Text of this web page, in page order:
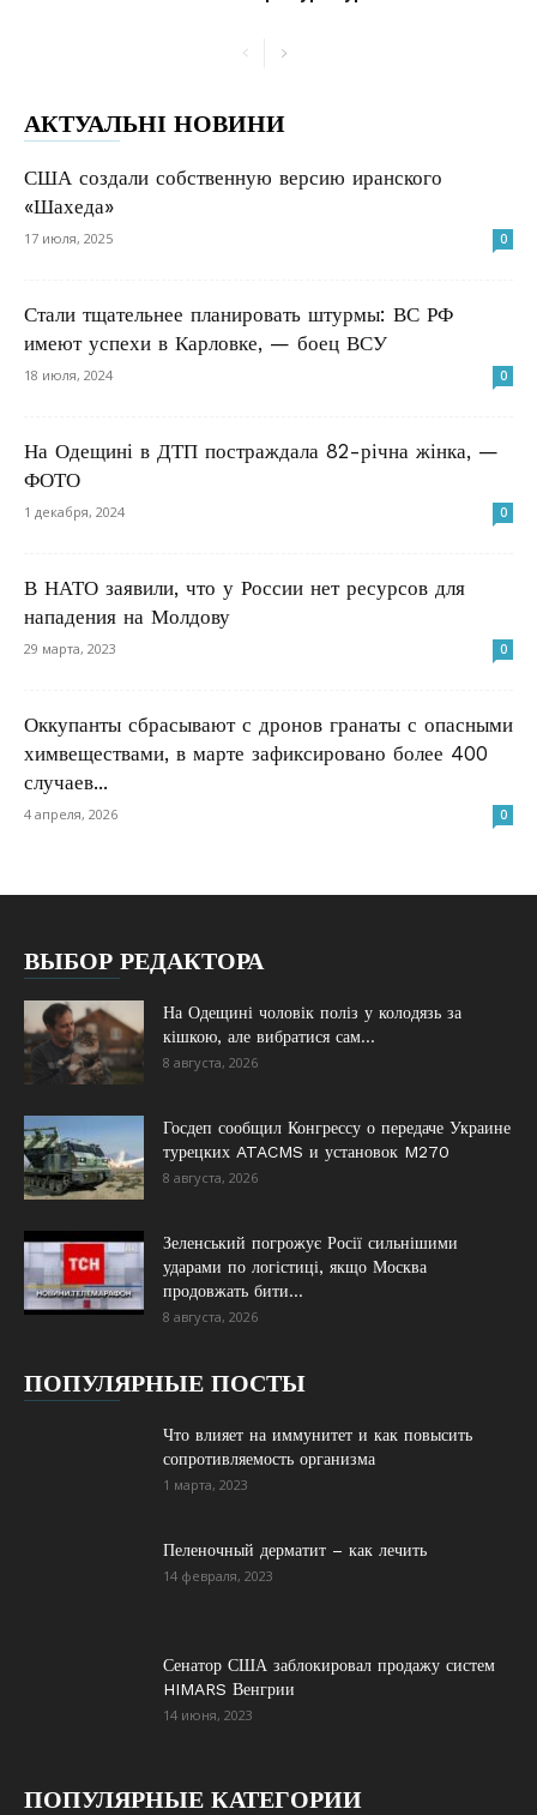
АКТУАЛЬНІ НОВИНИ
США создали собственную версию иранского
«Шахеда»
17 июля, 2025 0
Стали тщательнее планировать штурмы: ВС РФ
имеют успехи в Карловке, — боец ВСУ
18 июля, 2024 0
На Одещині в ДТП постраждала 82-річна жінка, —
ФОТО
1 декабря, 2024 0
В НАТО заявили, что у России нет ресурсов для
нападения на Молдову
29 марта, 2023 0
Оккупанты сбрасывают с дронов гранаты с опасными
химвеществами, в марте зафиксировано более 400
случаев...
4 апреля, 2026 0
ВЫБОР РЕДАКТОРА
На Одещині чоловік поліз у колодязь за
кішкою, але вибратися сам...
8 августа, 2026
Госдеп сообщил Конгрессу о передаче Украине
турецких ATACMS и установок M270
8 августа, 2026
Зеленський погрожує Росії сильнішими
ударами по логістиці, якщо Москва
продовжать бити...
8 августа, 2026
ПОПУЛЯРНЫЕ ПОСТЫ
Что влияет на иммунитет и как повысить
сопротивляемость организма
1 марта, 2023
Пеленочный дерматит – как лечить
14 февраля, 2023
Сенатор США заблокировал продажу систем
HIMARS Венгрии
14 июня, 2023
ПОПУЛЯРНЫЕ КАТЕГОРИИ